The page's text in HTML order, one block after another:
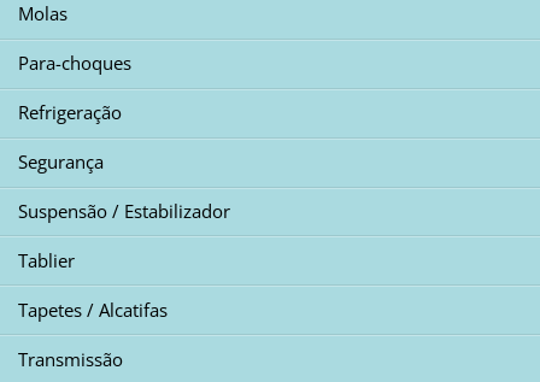
Molas
Para-choques
Refrigeração
Segurança
Suspensão / Estabilizador
Tablier
Tapetes / Alcatifas
Transmissão